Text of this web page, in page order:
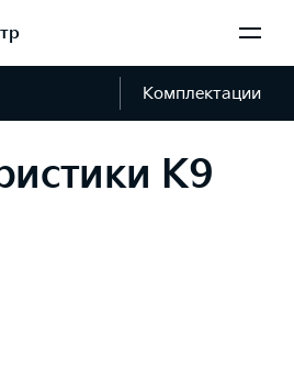
Комплектации
K9
2ая, 3ая, 4ая, 5ая, 6ая, 7ая, 8ая,